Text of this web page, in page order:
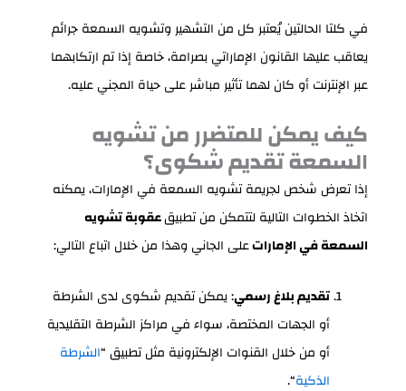
في كلتا الحالتين يُعتبر كل من التشهير وتشويه السمعة جرائم
يعاقب عليها القانون الإماراتي بصرامة، خاصة إذا تم ارتكابهما
عبر الإنترنت أو كان لهما تأثير مباشر على حياة المجني عليه.
كيف يمكن للمتضرر من تشويه
السمعة تقديم شكوى؟
إذا تعرض شخص لجريمة تشويه السمعة في الإمارات، يمكنه
اتخاذ الخطوات التالية لتتمكن من تطبيقعقوبة تشويه
السمعة في الإماراتعلى الجاني وهذا من خلال اتباع التالي:
تقديم بلاغ رسمي: يمكن تقديم شكوى لدى الشرطة
أو الجهات المختصة، سواء في مراكز الشرطة التقليدية
أو من خلال القنوات الإلكترونية مثل تطبيق “الشرطة
الذكية“.